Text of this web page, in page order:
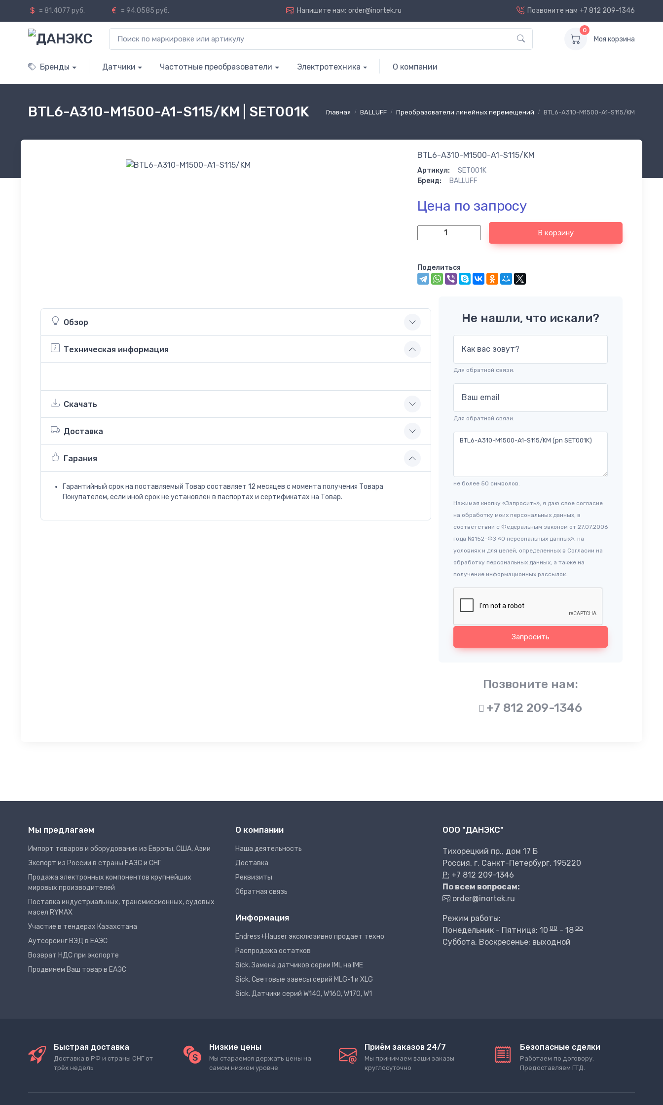
= 81.4077 руб. = 94.0585 руб. Напишите нам: order@inortek.ru Позвоните нам +7 812 209-1346
0
Моя корзина
Бренды Датчики Частотные преобразователи Электротехника О компании
Главная BALLUFF Преобразователи линейных перемещений BTL6-A310-M1500-A1-S115/KM
BTL6-A310-M1500-A1-S115/KM | SET001K
BTL6-A310-M1500-A1-S115/KM
Артикул:
SET001K
Бренд:
BALLUFF
Цена по запросу
В корзину
Поделиться
Обзор
Техническая информация
Скачать
Доставка
Гарания
Гарантийный срок на поставляемый Товар составляет 12 месяцев с момента получения Товара
Покупателем, если иной срок не установлен в паспортах и сертификатах на Товар.
Не нашли, что искали?
Как вас зовут?
Для обратной связи.
Ваш email
Для обратной связи.
не более 50 символов.
Нажимая кнопку «Запросить», я даю свое согласие
на обработку моих персональных данных, в
соответствии с Федеральным законом от 27.07.2006
года №152-ФЗ «О персональных данных», на
условиях и для целей, определенных в Согласии на
обработку персональных данных, а также на
получение информационных рассылок.
Запросить
Позвоните нам:
+7 812 209-1346
Мы предлагаем
Импорт товаров и оборудования из Европы, США, Азии
Экспорт из России в страны ЕАЭС и СНГ
Продажа электронных компонентов крупнейших
мировых производителей
Поставка индустриальных, трансмиссионных, судовых
масел RYMAX
Участие в тендерах Казахстана
Аутсорсинг ВЭД в ЕАЭС
Возврат НДС при экспорте
Продвинем Ваш товар в ЕАЭС
О компании
Наша деятельность
Доставка
Реквизиты
Обратная связь
Информация
Endress+Hauser эксклюзивно продает техно
Распродажа остатков
Sick. Замена датчиков серии IML на IME
Sick. Световые завесы серий MLG-1 и XLG
Sick. Датчики серий W140, W160, W170, W1
ООО "ДАНЭКС"
Тихорецкий пр., дом 17 Б
Россия, г. Санкт-Петербург, 195220
P: +7 812 209-1346
По всем вопросам:
order@inortek.ru
Режим работы:
Понедельник - Пятница: 10 00 - 18 00
Суббота, Воскресенье: выходной
Быстрая доставка
Доставка в РФ и страны СНГ от
трёх недель
Низкие цены
Мы стараемся держать цены на
самом низком уровне
Приём заказов 24/7
Мы принимаем ваши заказы
круглосуточно
Безопасные сделки
Работаем по договору.
Предоставляем ГТД.